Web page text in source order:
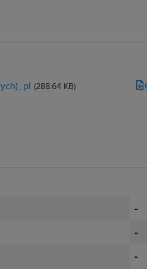
(288.64 KB)
-
-
-